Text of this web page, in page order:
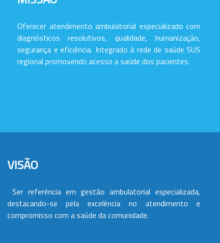
Oferecer atendimento ambulatorial especializado com
diagnósticos resolutivos, qualidade, humanização,
segurança e eficiência. Integrado à rede de saúde SUS
regional promovendo acesso a saúde dos pacientes.
VISÃO
Ser referência em gestão ambulatorial especializada,
destacando-se pela excelência no atendimento e
compromisso com a saúde da comunidade.